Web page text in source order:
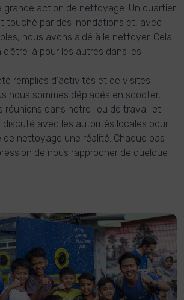
grande action de nettoyage. Un quartier
touché par des inondations et, avec
nous avons aidé à le nettoyer. Cela
là pour les autres dans les
remplies d'activités et de visites
nous sommes déplacés en scooter,
réunions dans notre lieu de travail et
discuté avec les autorités locales pour
nettoyage une réalité. Chaque pas
de nous rapprocher de quelque